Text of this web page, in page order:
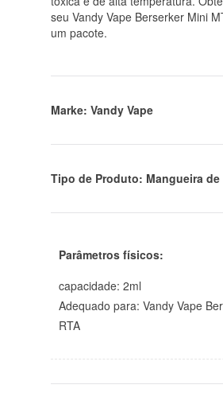
seu Vandy Vape Berserker Mini
um pacote.
Marke: Vandy Vape
Tipo de Produto: Mangueira
Parâmetros físicos:
capacidade: 2ml
Adequado para: Vandy Vape
RTA